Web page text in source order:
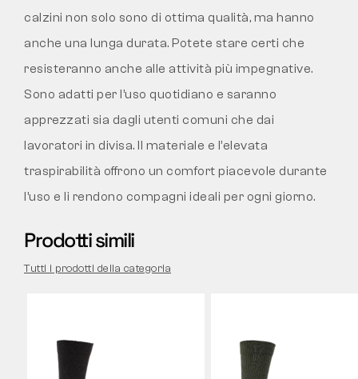
calzini non solo sono di ottima qualità, ma hanno
anche una lunga durata. Potete stare certi che
resisteranno anche alle attività più impegnative.
Sono adatti per l’uso quotidiano e saranno
apprezzati sia dagli utenti comuni che dai
lavoratori in divisa. Il materiale e l’elevata
traspirabilità offrono un comfort piacevole durante
l’uso e li rendono compagni ideali per ogni giorno.
Prodotti simili
Tutti i prodotti della categoria